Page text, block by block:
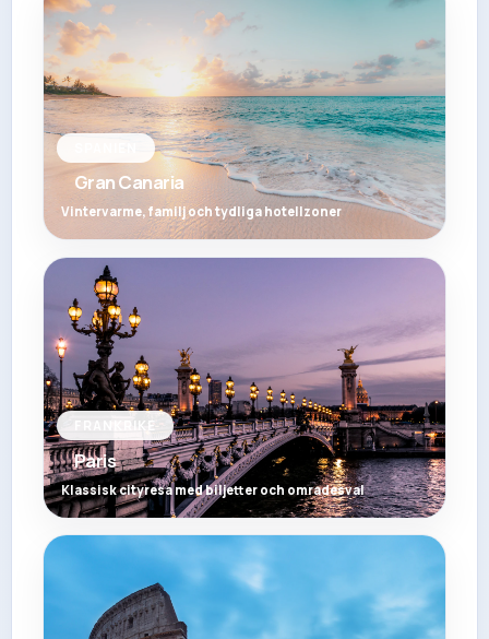
Gran Canaria
Vintervarme, familj och tydliga hotellzoner
FRANKRIKE
Paris
Klassisk cityresa med biljetter och omradesval